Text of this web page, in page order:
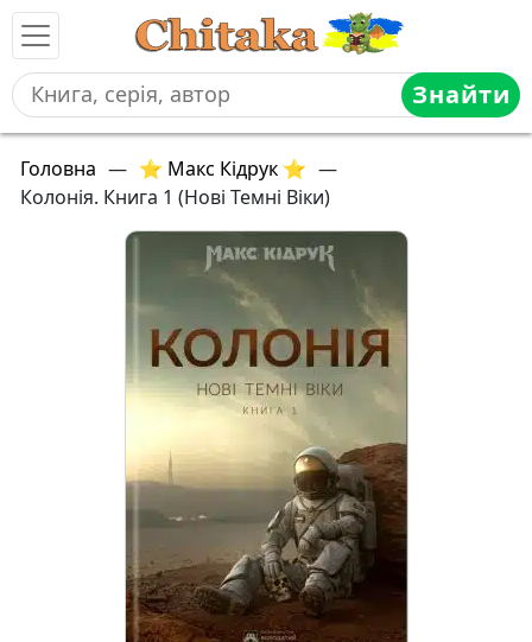
Знайти
Головна — ⭐ Макс Кідрук ⭐ —
Колонія. Книга 1 (Нові Темні Віки)